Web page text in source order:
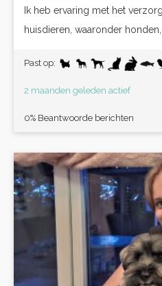
Ik heb ervaring met het
huisdieren, waaronder honden,
Past op:
2 maanden geleden actief
0% Beantwoorde berichten